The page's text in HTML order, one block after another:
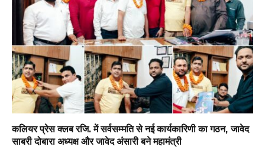
कलियर प्रेस क्लब रजि. में सर्वसम्मति से नई कार्यकारिणी का गठन, जावेद
साबरी दोबारा अध्यक्ष और जावेद अंसारी बने महामंत्री